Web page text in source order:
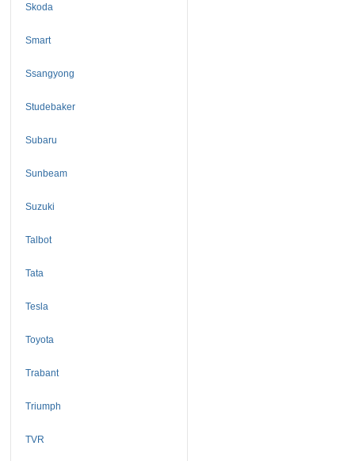
Skoda
Smart
Ssangyong
Studebaker
Subaru
Sunbeam
Suzuki
Talbot
Tata
Tesla
Toyota
Trabant
Triumph
TVR